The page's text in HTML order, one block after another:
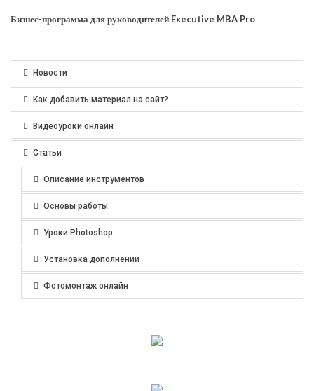
Бизнес-программа для руководителей Executive MBA Pro
Новости
Как добавить материал на сайт?
Видеоуроки онлайн
Статьи
Описание инструментов
Основы работы
Уроки Photoshop
Установка дополнений
Фотомонтаж онлайн